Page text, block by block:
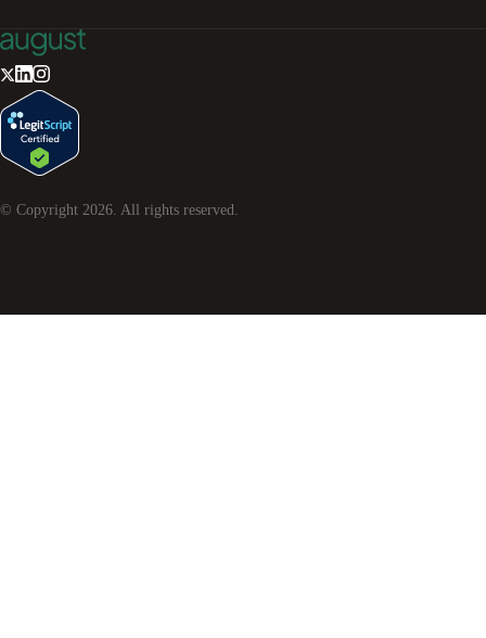
© Copyright 2026 . All rights reserved.